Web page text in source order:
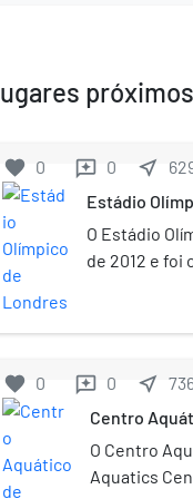
próximos
favorite 0 reviews 0 near_me
Estádio
O Estádio
de 2012 e foi
Football
redução da
os jogos,
Jogos
lugares. Foi
favorite 0 reviews 0 near_me
Centro
O Centro
Aquatics